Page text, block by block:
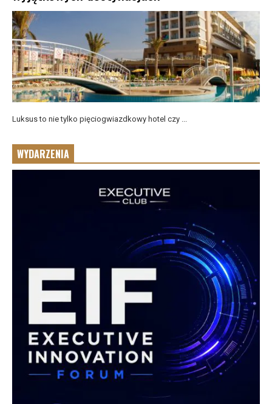
Luksus to nie tylko pięciogwiazdkowy hotel czy ...
WYDARZENIA